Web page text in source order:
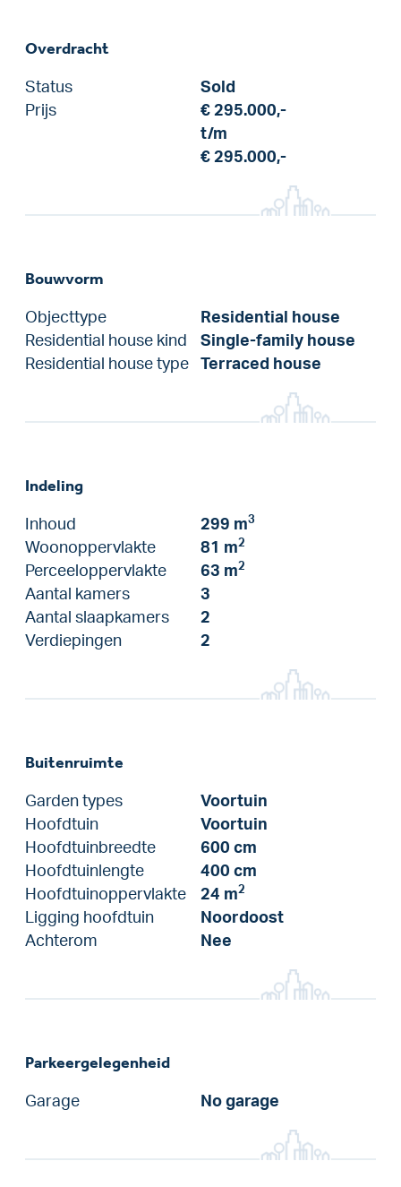
Overdracht
Status
Sold
Prijs
€ 295.000,-
t/m
€ 295.000,-
Bouwvorm
Objecttype
Residential house
Residential house kind
Single-family house
Residential house type
Terraced house
Indeling
Inhoud 299 m3
Woonoppervlakte 81 m2
Perceeloppervlakte 63 m2
Aantal kamers
3
Aantal slaapkamers
2
Verdiepingen
2
Buitenruimte
Garden types
Voortuin
Hoofdtuin
Voortuin
Hoofdtuinbreedte
600 cm
Hoofdtuinlengte
400 cm
Hoofdtuinoppervlakte
24 m2
Ligging hoofdtuin
Noordoost
Achterom
Nee
Parkeergelegenheid
Garage No garage